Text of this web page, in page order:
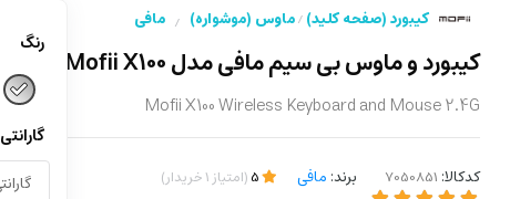
کیبورد (صفحه کلید) /ماوس (موشواره) / مافی
کیبورد و ماوس بی سیم مافی مدل Mofii X100
Mofii X100 Wireless Keyboard and Mouse 2.4G
کدکالا: برند: مافی 5
(امتیاز 1خریدار)
رنگ
گارانتی